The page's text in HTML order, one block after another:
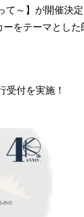
て～】が開催決定
をテーマとした
受付を実施！